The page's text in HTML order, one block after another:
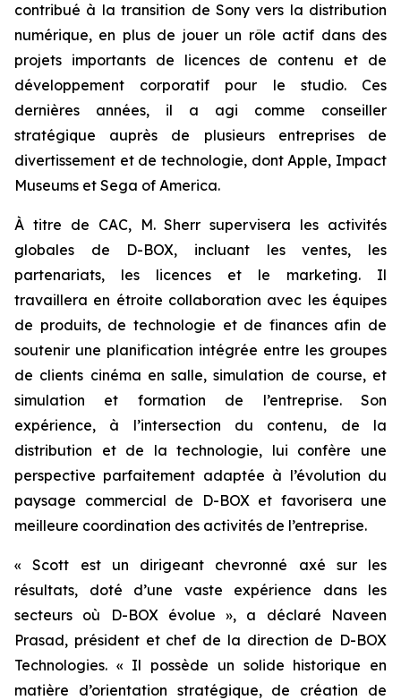
contribué à la transition de Sony vers la distribution
numérique, en plus de jouer un rôle actif dans des
projets importants de licences de contenu et de
développement corporatif pour le studio. Ces
dernières années, il a agi comme conseiller
stratégique auprès de plusieurs entreprises de
divertissement et de technologie, dont Apple, Impact
Museums et Sega of America.
À titre de CAC, M. Sherr supervisera les activités
globales de D-BOX, incluant les ventes, les
partenariats, les licences et le marketing. Il
travaillera en étroite collaboration avec les équipes
de produits, de technologie et de finances afin de
soutenir une planification intégrée entre les groupes
de clients cinéma en salle, simulation de course, et
simulation et formation de l’entreprise. Son
expérience, à l’intersection du contenu, de la
distribution et de la technologie, lui confère une
perspective parfaitement adaptée à l’évolution du
paysage commercial de D-BOX et favorisera une
meilleure coordination des activités de l’entreprise.
« Scott est un dirigeant chevronné axé sur les
résultats, doté d’une vaste expérience dans les
secteurs où D-BOX évolue », a déclaré Naveen
Prasad, président et chef de la direction de D-BOX
Technologies. « Il possède un solide historique en
matière d’orientation stratégique, de création de